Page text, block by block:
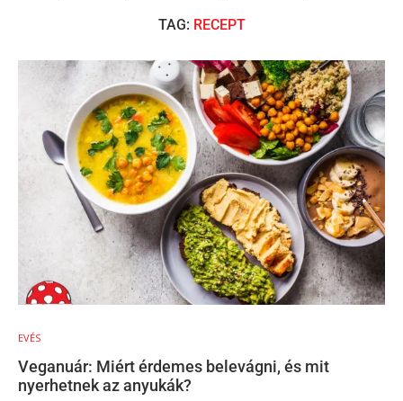
TAG: RECEPT
EVÉS
Veganuár: Miért érdemes belevágni, és mit
nyerhetnek az anyukák?